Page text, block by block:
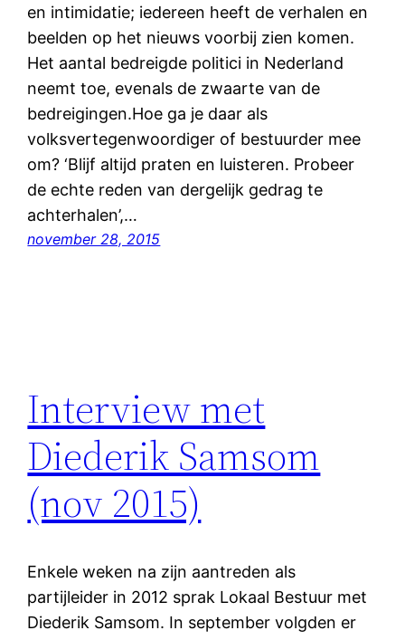
en intimidatie; iedereen heeft de verhalen en
beelden op het nieuws voorbij zien komen.
Het aantal bedreigde politici in Nederland
neemt toe, evenals de zwaarte van de
bedreigingen.Hoe ga je daar als
volksvertegenwoordiger of bestuurder mee
om? ‘Blijf altijd praten en luisteren. Probeer
de echte reden van dergelijk gedrag te
achterhalen’,…
november 28, 2015
Interview met
Diederik Samsom
(nov 2015)
Enkele weken na zijn aantreden als
partijleider in 2012 sprak Lokaal Bestuur met
Diederik Samsom. In september volgden er